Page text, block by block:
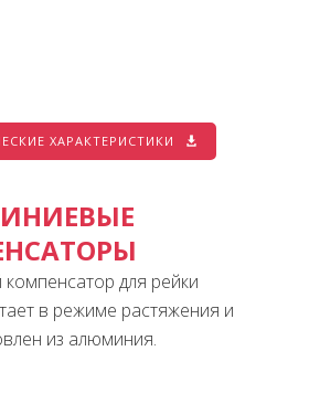
ХАРАКТЕРИСТИКИ
для рейки
в режиме растяжения и
из алюминия.